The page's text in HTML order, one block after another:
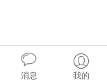
消息 我的